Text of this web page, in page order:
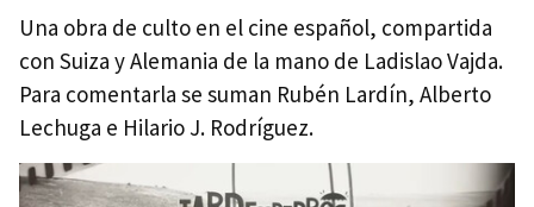
Una obra de culto en el cine español, compartida
con Suiza y Alemania de la mano de Ladislao Vajda.
Para comentarla se suman Rubén Lardín, Alberto
Lechuga e Hilario J. Rodríguez.